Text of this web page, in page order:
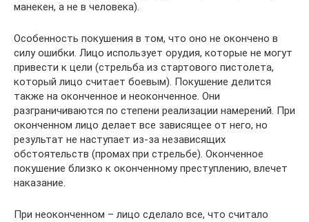
манекен, а не в человека).
Особенность покушения в том, что оно не окончено в
силу ошибки. Лицо использует орудия, которые не могут
привести к цели (стрельба из стартового пистолета,
который лицо считает боевым). Покушение делится
также на оконченное и неоконченное. Они
разграничиваются по степени реализации намерений. При
оконченном лицо делает все зависящее от него, но
результат не наступает из-за независящих
обстоятельств (промах при стрельбе). Оконченное
покушение близко к оконченному преступлению, влечет
наказание.
При неоконченном – лицо сделало все, что считало